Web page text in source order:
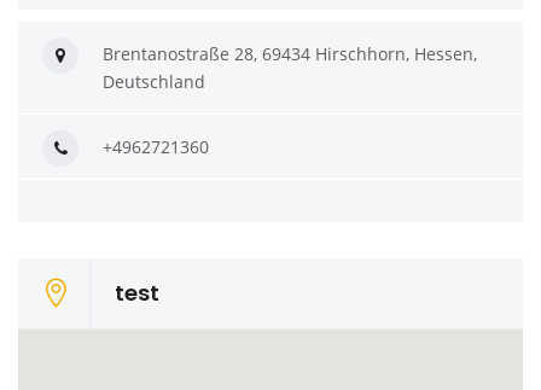
Brentanostraße 28, 69434 Hirschhorn, Hessen,
Deutschland
+4962721360
test